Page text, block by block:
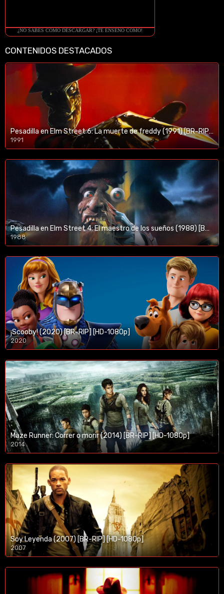
¿NO SABES COMO DESCARGAR? ¡TE ENSEÑO COMO!
CONTENIDOS DESTACADOS
Pesadilla en Elm Street 6: La muerte de freddy (1991) [BR-RIP] [HD-1080p]
1991
Pesadilla en Elm Street 4: El maestro de los sueños (1988) [BR-RIP] [HD-1080p]
1988
¡Scooby! (2020) [BR-RIP] [HD-1080p]
2020
1080p/720p
Maze Runner: Correr o morir (2014) [BR-RIP] [HD-1080p]
2014
1080p/720p
Soy Leyenda (2007) [BR-RIP] [HD-1080p]
2007
1080p/720p